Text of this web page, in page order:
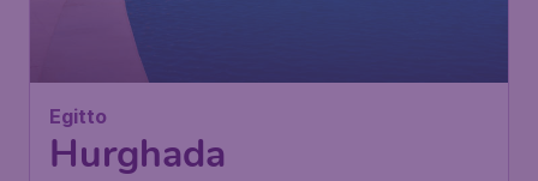
Egitto
Hurghada